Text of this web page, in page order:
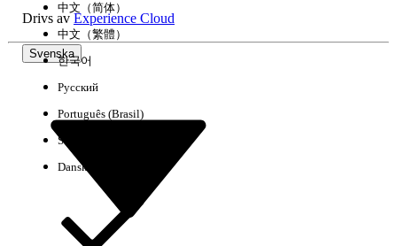
Drivs avExperience Cloud
Svenska
中文（简体）
中文（繁體）
한국어
Русский
Português (Brasil)
Suomi
Dansk